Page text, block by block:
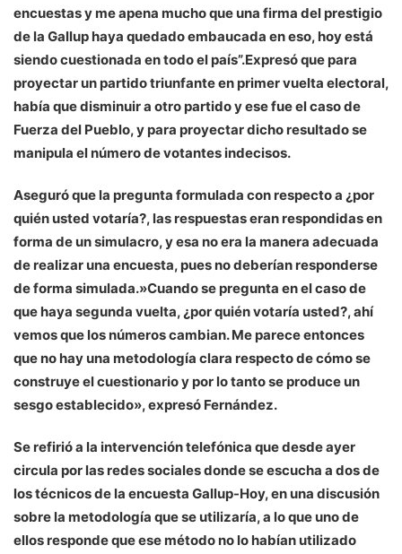
encuestas y me apena mucho que una firma del prestigio
de la Gallup haya quedado embaucada en eso, hoy está
siendo cuestionada en todo el país”.Expresó que para
proyectar un partido triunfante en primer vuelta electoral,
había que disminuir a otro partido y ese fue el caso de
Fuerza del Pueblo, y para proyectar dicho resultado se
manipula el número de votantes indecisos.
Aseguró que la pregunta formulada con respecto a ¿por
quién usted votaría?, las respuestas eran respondidas en
forma de un simulacro, y esa no era la manera adecuada
de realizar una encuesta, pues no deberían responderse
de forma simulada.»Cuando se pregunta en el caso de
que haya segunda vuelta, ¿por quién votaría usted?, ahí
vemos que los números cambian. Me parece entonces
que no hay una metodología clara respecto de cómo se
construye el cuestionario y por lo tanto se produce un
sesgo establecido», expresó Fernández.
Se refirió a la intervención telefónica que desde ayer
circula por las redes sociales donde se escucha a dos de
los técnicos de la encuesta Gallup-Hoy, en una discusión
sobre la metodología que se utilizaría, a lo que uno de
ellos responde que ese método no lo habían utilizado